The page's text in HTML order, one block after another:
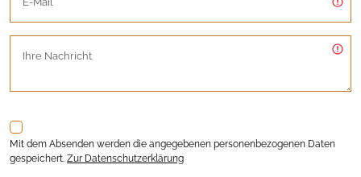
Mit dem Absenden werden die angegebenen personenbezogenen Daten
gespeichert. Zur Datenschutzerklärung